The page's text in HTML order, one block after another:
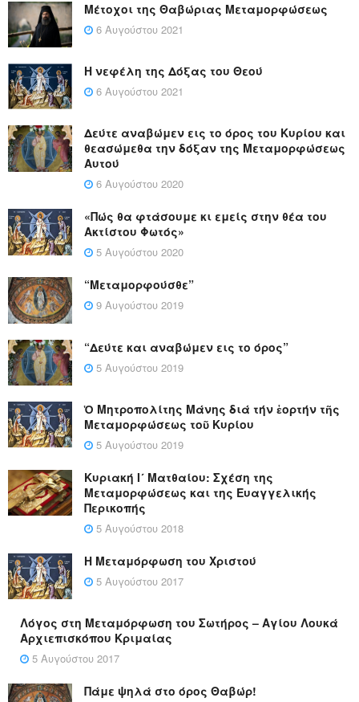
Μέτοχοι της Θαβώριας Μεταμορφώσεως
6 Αυγούστου 2021
Η νεφέλη της Δόξας του Θεού
6 Αυγούστου 2021
Δεύτε αναβώμεν εις το όρος του Κυρίου και
θεασώμεθα την δόξαν της Μεταμορφώσεως
Αυτού
6 Αυγούστου 2020
«Πώς θα φτάσουμε κι εμείς στην θέα του
Ακτίστου Φωτός»
5 Αυγούστου 2020
“Μεταμορφούσθε”
9 Αυγούστου 2019
“Δεύτε και αναβώμεν εις το όρος”
5 Αυγούστου 2019
Ὁ Μητροπολίτης Μάνης διά τήν ἑορτήν τῆς
Μεταμορφώσεως τοῦ Κυρίου
5 Αυγούστου 2019
Κυριακή Ι´ Ματθαίου: Σχέση της
Μεταμορφώσεως και της Ευαγγελικής
Περικοπής
5 Αυγούστου 2018
Η Μεταμόρφωση του Χριστού
5 Αυγούστου 2017
Λόγος στη Μεταμόρφωση του Σωτήρος – Αγίου Λουκά
Αρχιεπισκόπου Κριμαίας
5 Αυγούστου 2017
Πάμε ψηλά στο όρος Θαβώρ!